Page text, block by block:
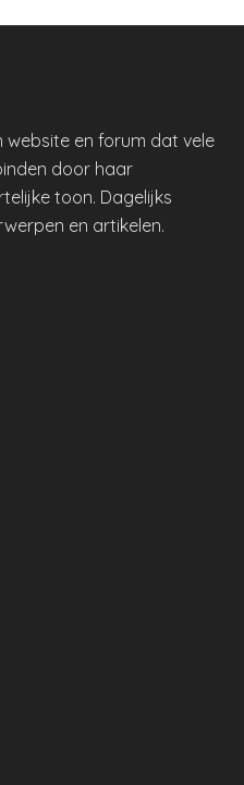
website en forum dat vele
door haar
toon. Dagelijks
en artikelen.